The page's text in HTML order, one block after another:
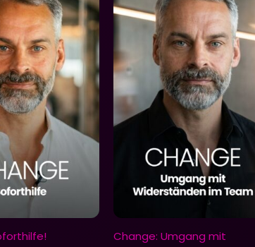
Change: Umgang mit